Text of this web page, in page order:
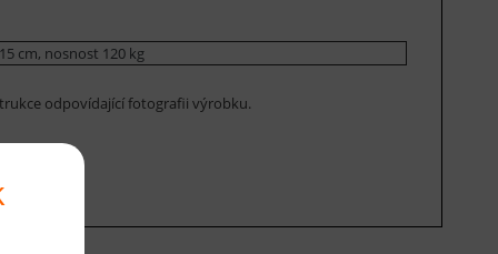
cm, nosnost 120 kg
odpovídající fotografii výrobku.